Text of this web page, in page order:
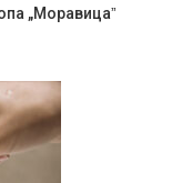
„Моравицаˮ